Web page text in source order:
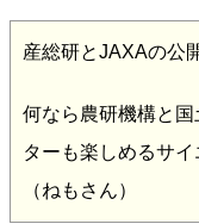
産総研とJAXAの公
何なら農研機構と
ターも楽しめるサ
（ねもさん）